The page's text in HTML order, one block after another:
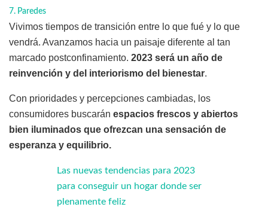
Paredes
Vivimos tiempos de transición entre lo que fué y lo que
vendrá. Avanzamos hacia un paisaje diferente al tan
marcado postconfinamiento. 2023 será un año de
reinvención y del interiorismo del bienestar.
Con prioridades y percepciones cambiadas, los
consumidores buscarán espacios frescos y abiertos
bien iluminados que ofrezcan una sensación de
esperanza y equilibrio.
Las nuevas tendencias para 2023
para conseguir un hogar donde ser
plenamente feliz